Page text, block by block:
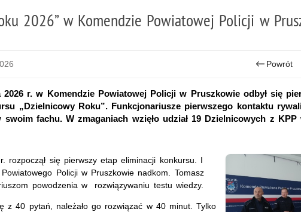
2026” w Komendzie Powiatowej Policji w
Powrót
2026 r. w Komendzie Powiatowej Policji w Pruszkowie odbył się
„Dzielnicowy Roku”. Funkcjonariusze pierwszego kontaktu
swoim fachu. W zmaganiach wzięło udział 19 Dzielnicowych z KPP
rozpoczął się pierwszy etap eliminacji konkursu. I
Policji w Pruszkowie nadkom. Tomasz
powodzenia w rozwiązywaniu testu wiedzy.
z 40 pytań, należało go rozwiązać w 40 minut. Tylko